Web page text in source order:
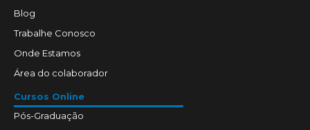
Blog
Trabalhe Conosco
Onde Estamos
Área do colaborador
Cursos Online
Pós-Graduação